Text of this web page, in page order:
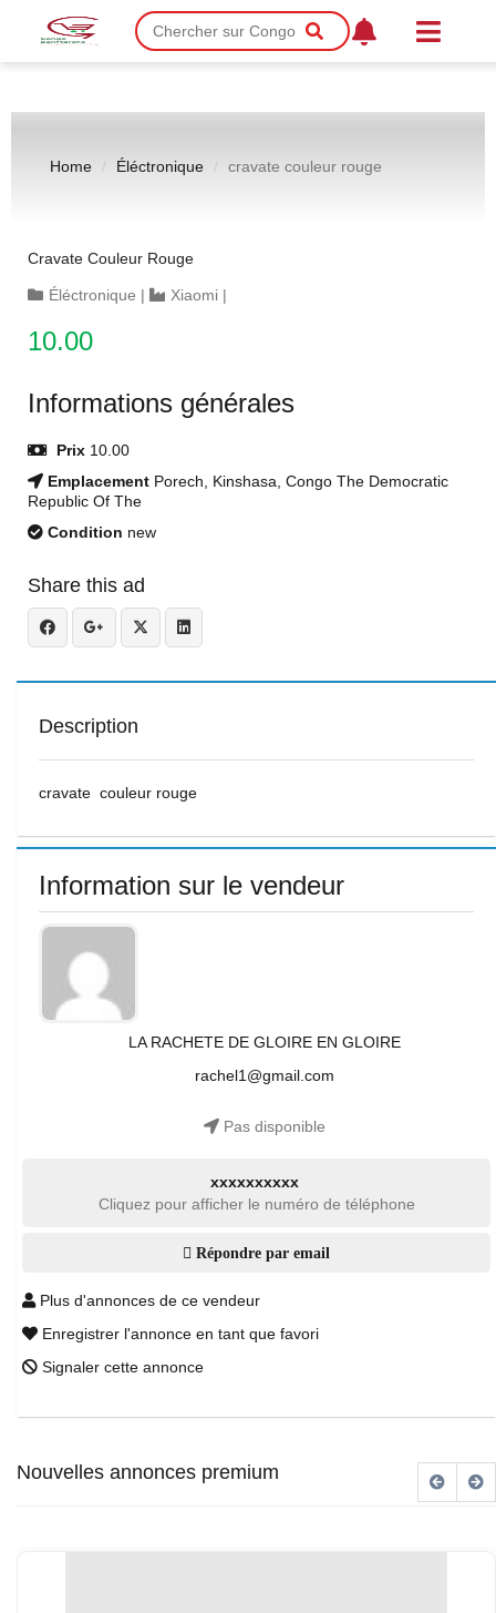
Home Éléctronique cravate couleur rouge
Cravate Couleur Rouge
Éléctronique | Xiaomi |
10.00
Informations générales
Prix 10.00
Emplacement Porech, Kinshasa, Congo The Democratic
Republic Of The
Condition new
Share this ad
Description
cravate couleur rouge
Information sur le vendeur
LA RACHETE DE GLOIRE EN GLOIRE
rachel1@gmail.com
Pas disponible
xxxxxxxxxx
Cliquez pour afficher le numéro de téléphone
Répondre par email
Plus d'annonces de ce vendeur
Enregistrer l'annonce en tant que favori
Signaler cette annonce
Nouvelles annonces premium